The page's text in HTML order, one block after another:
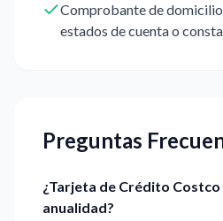
Comprobante de
estados de cuenta o
Preguntas
¿Tarjeta de Crédito
anualidad?